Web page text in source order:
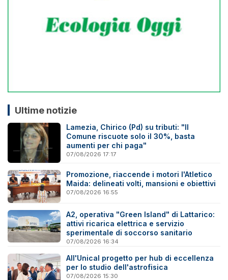
Ultime notizie
Lamezia, Chirico (Pd) su tributi: "Il
Comune riscuote solo il 30%, basta
aumenti per chi paga"
07/08/2026 17:17
Promozione, riaccende i motori l'Atletico
Maida: delineati volti, mansioni e obiettivi
07/08/2026 16:55
A2, operativa "Green Island" di Lattarico:
attivi ricarica elettrica e servizio
sperimentale di soccorso sanitario
07/08/2026 16:34
All'Unical progetto per hub di eccellenza
per lo studio dell'astrofisica
07/08/2026 15:30